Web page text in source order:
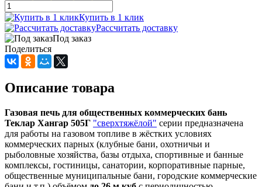
Купить в 1 клик
Рассчитать доставку
Под заказ
Поделиться
Описание товара
Газовая печь для общественных коммерческих бань
Теклар Хангар 505Г "сверхтяжёлой" серии предназначена
для работы на газовом топливе в жёстких условиях
коммерческих парных (клубные бани, охотничьи и
рыболовные хозяйства, базы отдыха, спортивные и банные
комплексы, гостиницы, санатории, корпоративные парные,
общественные муниципальные бани, городские коммерческие